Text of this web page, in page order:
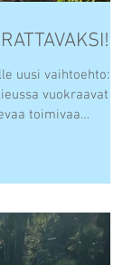
uusi vaihtoehto:
vuokraavat
toimivaa